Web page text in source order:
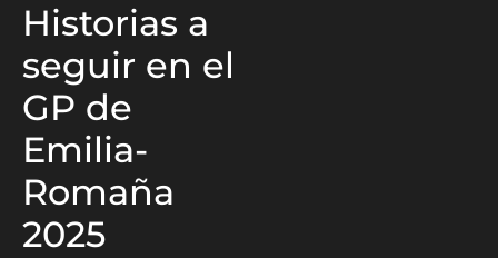
Historias a
seguir en el
GP de
Emilia-
Romaña
2025